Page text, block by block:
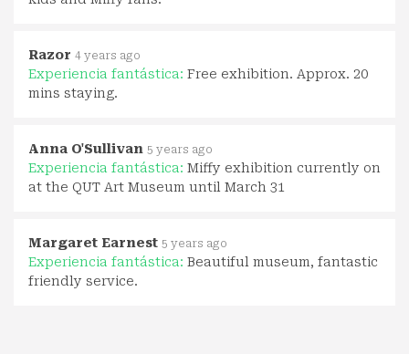
Razor 4 years ago
Experiencia fantástica: Free exhibition. Approx. 20
mins staying.
Anna O'Sullivan 5 years ago
Experiencia fantástica: Miffy exhibition currently on
at the QUT Art Museum until March 31
Margaret Earnest 5 years ago
Experiencia fantástica: Beautiful museum, fantastic
friendly service.